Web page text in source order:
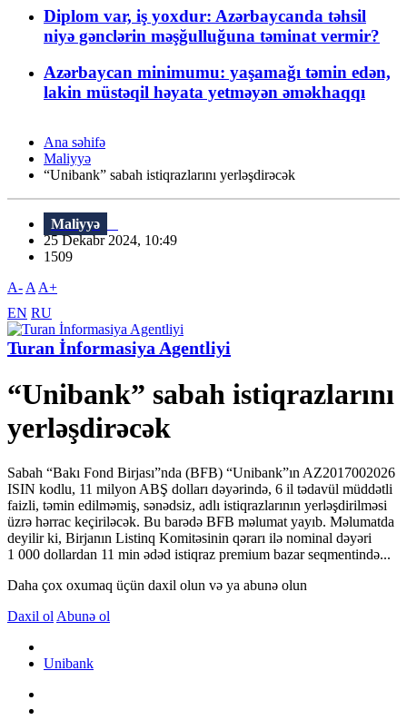
Diplom var, iş yoxdur: Azərbaycanda təhsil
niyə gənclərin məşğulluğuna təminat vermir?
Azərbaycan minimumu: yaşamağı təmin edən,
lakin müstəqil həyata yetməyən əməkhaqqı
Ana səhifə
Maliyyə
“Unibank” sabah istiqrazlarını yerləşdirəcək
Maliyyə
25 Dekabr 2024, 10:49
1509
A- A A+
EN RU
Turan İnformasiya Agentliyi
“Unibank” sabah istiqrazlarını
yerləşdirəcək
Sabah “Bakı Fond Birjası”nda (BFB) “Unibank”ın AZ2017002026
ISIN kodlu, 11 milyon ABŞ dolları dəyərində, 6 il tədavül müddətli
faizli, təmin edilməmiş, sənədsiz, adlı istiqrazlarının yerləşdirilməsi
üzrə hərrac keçiriləcək. Bu barədə BFB məlumat yayıb. Məlumatda
deyilir ki, Birjanın Listinq Komitəsinin qərarı ilə nominal dəyəri
1 000 dollardan 11 min ədəd istiqraz premium bazar seqmentində...
Daha çox oxumaq üçün daxil olun və ya abunə olun
Daxil ol Abunə ol
Unibank